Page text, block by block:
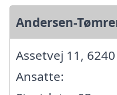
Andersen-
Assetvej 11,
Ansatte: